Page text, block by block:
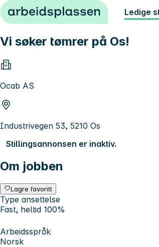
Hopp til innhold Ledige
Vi søker tømrer på Os!
Ocab AS
Industrivegen 53, 5210 Os
Stillingsannonsen er inaktiv.
Om jobben
Lagre favoritt
Type ansettelse
Fast, heltid 100%
Arbeidsspråk
Norsk